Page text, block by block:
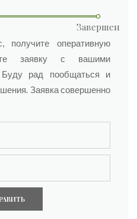
Завершен
получите оперативную
заявку с вашими
Буду рад пообщаться и
Заявка совершенно